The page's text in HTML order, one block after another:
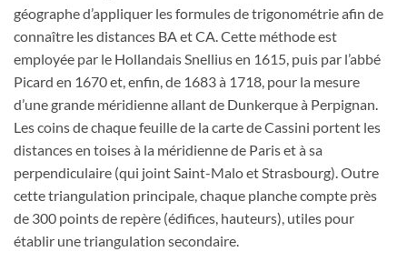
géographe d’appliquer les formules de trigonométrie afin de
connaître les distances BA et CA. Cette méthode est
employée par le Hollandais Snellius en 1615, puis par l’abbé
Picard en 1670 et, enfin, de 1683 à 1718, pour la mesure
d’une grande méridienne allant de Dunkerque à Perpignan.
Les coins de chaque feuille de la carte de Cassini portent les
distances en toises à la méridienne de Paris et à sa
perpendiculaire (qui joint Saint-Malo et Strasbourg). Outre
cette triangulation principale, chaque planche compte près
de 300 points de repère (édifices, hauteurs), utiles pour
établir une triangulation secondaire.